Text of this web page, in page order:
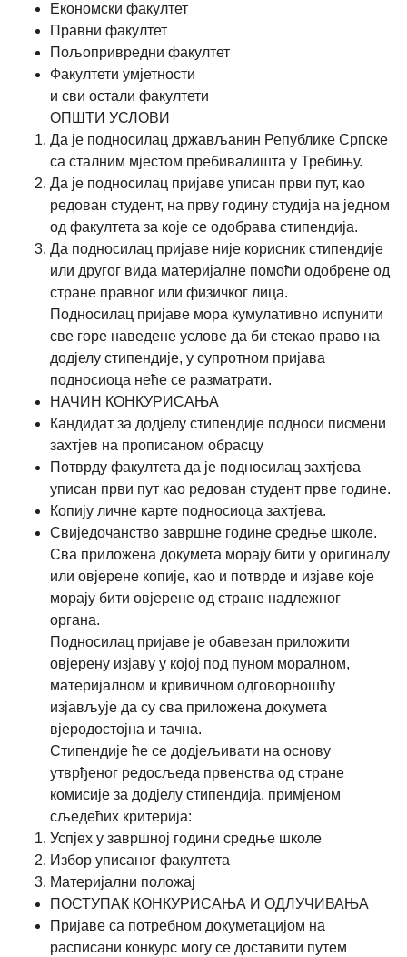
Економски факултет
Правни факултет
Пољопривредни факултет
Факултети умјетности
и сви остали факултети
ОПШТИ УСЛОВИ
Да је подносилац држављанин Републике Српске
са сталним мјестом пребивалишта у Требињу.
Да је подносилац пријаве уписан први пут, као
редован студент, на прву годину студија на једном
од факултета за које се одобрава стипендија.
Да подносилац пријаве није корисник стипендије
или другог вида материјалне помоћи одобрене од
стране правног или физичког лица.
Подносилац пријаве мора кумулативно испунити
све горе наведене услове да би стекао право на
додјелу стипендије, у супротном пријава
подносиоца неће се разматрати.
НАЧИН КОНКУРИСАЊА
Кандидат за додјелу стипендије подноси писмени
захтјев на прописаном обрасцу
Потврду факултета да је подносилац захтјева
уписан први пут као редован студент прве године.
Копију личне карте подносиоца захтјева.
Свиједочанство завршне године средње школе.
Сва приложена докумета морају бити у оригиналу
или овјерене копије, као и потврде и изјаве које
морају бити овјерене од стране надлежног
органа.
Подносилац пријаве је обавезан приложити
овјерену изјаву у којој под пуном моралном,
материјалном и кривичном одговорношћу
изјављује да су сва приложена докумета
вјеродостојна и тачна.
Стипендије ће се додјељивати на основу
утврђеног редосљеда првенства од стране
комисије за додјелу стипендија, примјеном
сљедећих критерија:
Успјех у завршној години средње школе
Избор уписаног факултета
Материјални положај
ПОСТУПАК КОНКУРИСАЊА И ОДЛУЧИВАЊА
Пријаве са потребном докуметацијом на
расписани конкурс могу се доставити путем